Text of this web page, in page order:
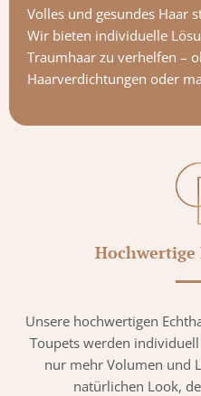
Volles und gesundes Haar
Wir bieten individuelle
Traumhaar zu verhelfen –
Haarverdichtungen oder
Hochwertige
Unsere hochwertigen
Toupets werden
nur mehr Volumen und
natürlichen Look,